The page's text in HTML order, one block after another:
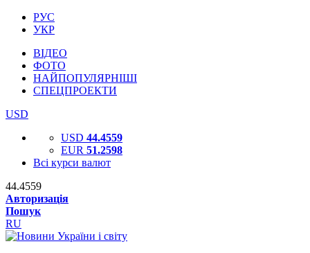
РУС
УКР
ВІДЕО
ФОТО
НАЙПОПУЛЯРНІШІ
СПЕЦПРОЕКТИ
USD
USD 44.4559
EUR 51.2598
Всі курси валют
44.4559
Авторизація
Пошук
RU